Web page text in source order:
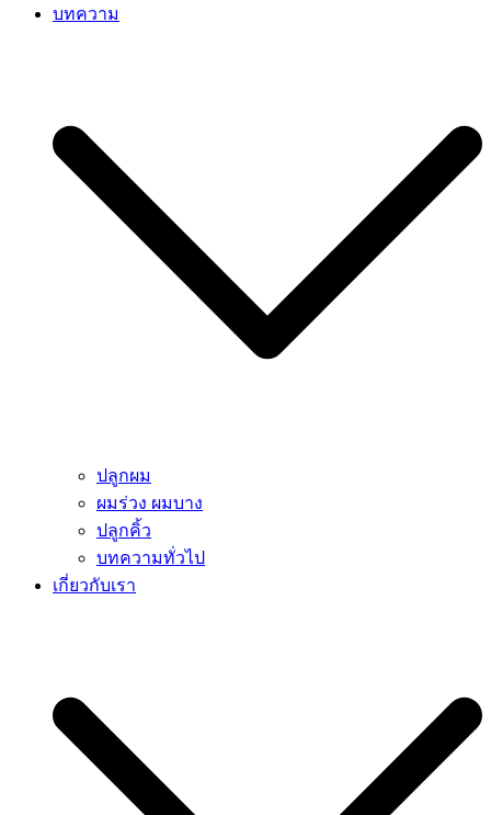
บทความ
ปลูกผม
ผมร่วง ผมบาง
ปลูกคิ้ว
บทความทั่วไป
เกี่ยวกับเรา